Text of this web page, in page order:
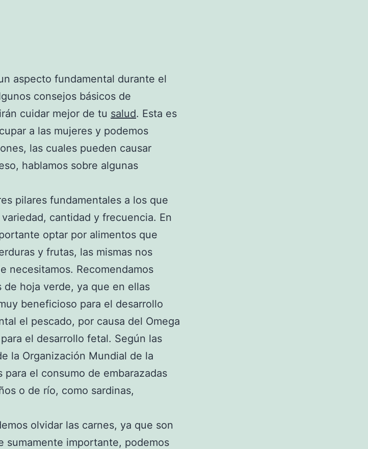
aspecto fundamental durante el
consejos básicos de
cuidar mejor de tu salud. Esta es
a las mujeres y podemos
las cuales pueden causar
hablamos sobre algunas
pilares fundamentales a los que
cantidad y frecuencia. En
optar por alimentos que
y frutas, las mismas nos
necesitamos. Recomendamos
de hoja verde, ya que en ellas
beneficioso para el desarrollo
el pescado, por causa del Omega
el desarrollo fetal. Según las
la Organización Mundial de la
para el consumo de embarazadas
o de río, como sardinas,
olvidar las carnes, ya que son
sumamente importante, podemos